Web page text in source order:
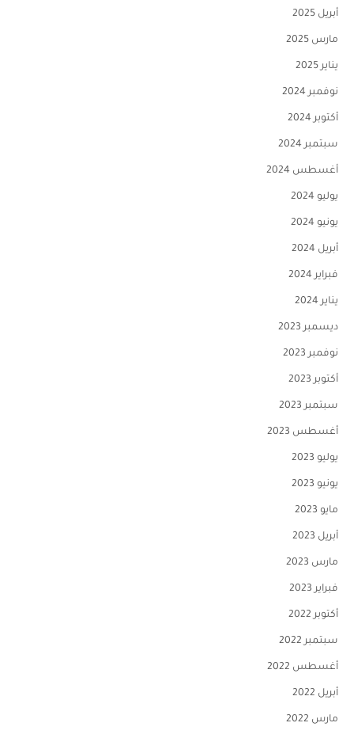
أبريل 2025
مارس 2025
يناير 2025
نوفمبر 2024
أكتوبر 2024
سبتمبر 2024
أغسطس 2024
يوليو 2024
يونيو 2024
أبريل 2024
فبراير 2024
يناير 2024
ديسمبر 2023
نوفمبر 2023
أكتوبر 2023
سبتمبر 2023
أغسطس 2023
يوليو 2023
يونيو 2023
مايو 2023
أبريل 2023
مارس 2023
فبراير 2023
أكتوبر 2022
سبتمبر 2022
أغسطس 2022
أبريل 2022
مارس 2022